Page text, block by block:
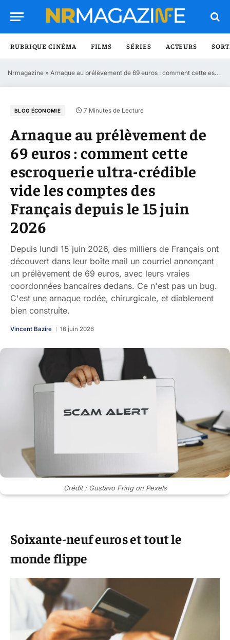
RUBRIQUE CINÉMA FILMS SÉRIES ACTEURS
Nrmagazine » Arnaque au prélèvement de 69 euros : comment cette escroquerie ultra-crédible vide les comptes des Français depuis le 15 juin 2026
BLOG ÉCONOMIE 7 Minutes de Lecture
Arnaque au prélèvement de
69 euros : comment cette
escroquerie ultra-crédible
vide les comptes des
Français depuis le 15 juin
2026
Depuis lundi 15 juin 2026, des milliers de Français ont
découvert dans leur boîte mail un courriel annonçant
un prélèvement de 69 euros, avec leurs vraies
coordonnées bancaires dedans. Ce n'est pas un bug.
C'est une arnaque rodée, chirurgicale, et diablement
bien construite.
Vincent Bazire 16 juin 2026
Crédit : Gustavo Fring on Pexels
Soixante-neuf euros et tout le
monde flippe